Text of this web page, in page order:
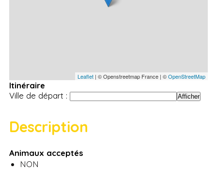
Leaflet| © Openstreetmap France | ©OpenStreetMap
Itinéraire
Ville de départ :
Description
Animaux acceptés
NON